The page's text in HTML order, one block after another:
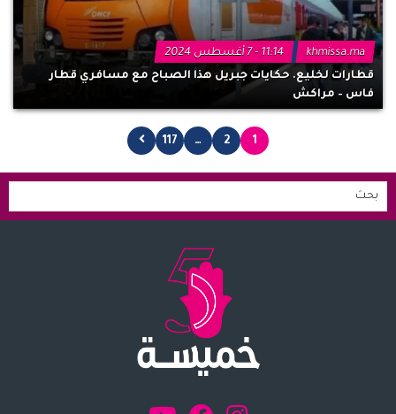
khmissa.ma
11:14 - 7 أغسطس 2024
قطارات لخليع. حكايات جبريل هذا الصباح مع مسافري قطار
فاس – مراكش
1
2
…
117